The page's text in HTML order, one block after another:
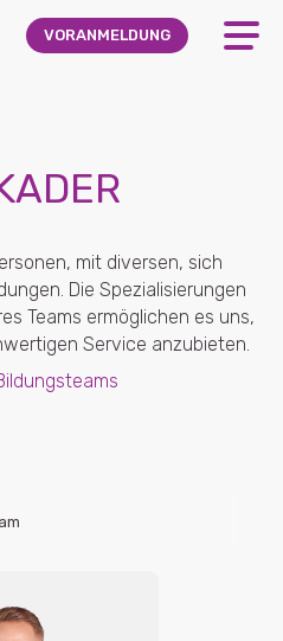
VORANMELDUNG
mit diversen, sich
Die Spezialisierungen
Teams ermöglichen es uns,
Service anzubieten.